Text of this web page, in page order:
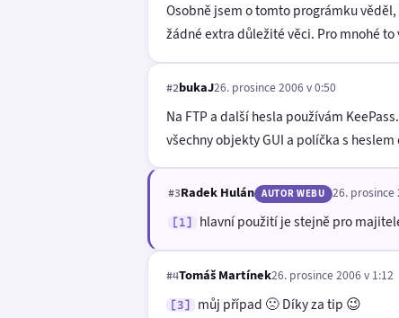
Osobně jsem o tomto prográmku
žádné extra důležité věci. Pro mnohé
#2bukaJ26. prosince 2006 v 0:50
Na FTP a další hesla používám
všechny objekty GUI a políčka s
#3Radek Hulán AUTOR WEBU 26. prosince
[1] hlavní použití je stejně pro
#4Tomáš Martínek26. prosince 2006 v 1:12
[3] můj případ 🙁 Díky za tip 😉